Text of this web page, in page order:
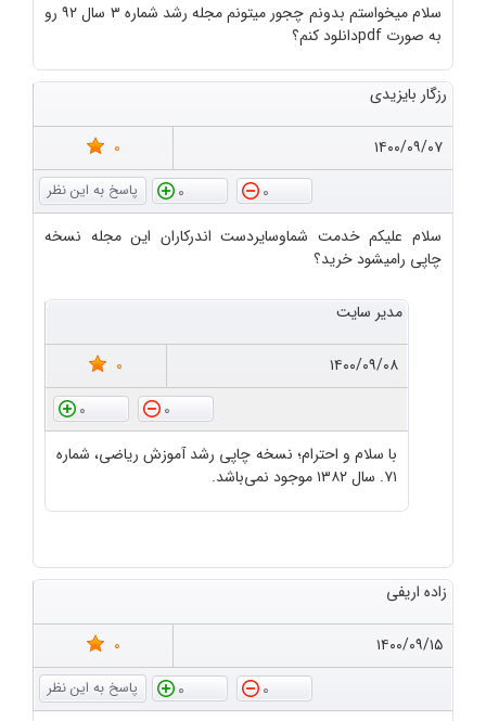
سلام میخواستم بدونم چجور میتونم مجله رشد شماره ۳ سال ۹۲ رو
به صورت pdfدانلود کنم؟
رزگار بایزیدی
۱۴۰۰/۰۹/۰۷
0
0
0
سلام علیکم خدمت شماوسایردست اندرکاران این مجله نسخه
چاپی رامیشود خرید؟
مدیر سایت
۱۴۰۰/۰۹/۰۸
0
0
0
با سلام و احترام؛ نسخه چاپی رشد آموزش ریاضی، شماره
۷۱. سال ۱۳۸۲ موجود نمی‌باشد.
زاده اریفی
۱۴۰۰/۰۹/۱۵
0
0
0